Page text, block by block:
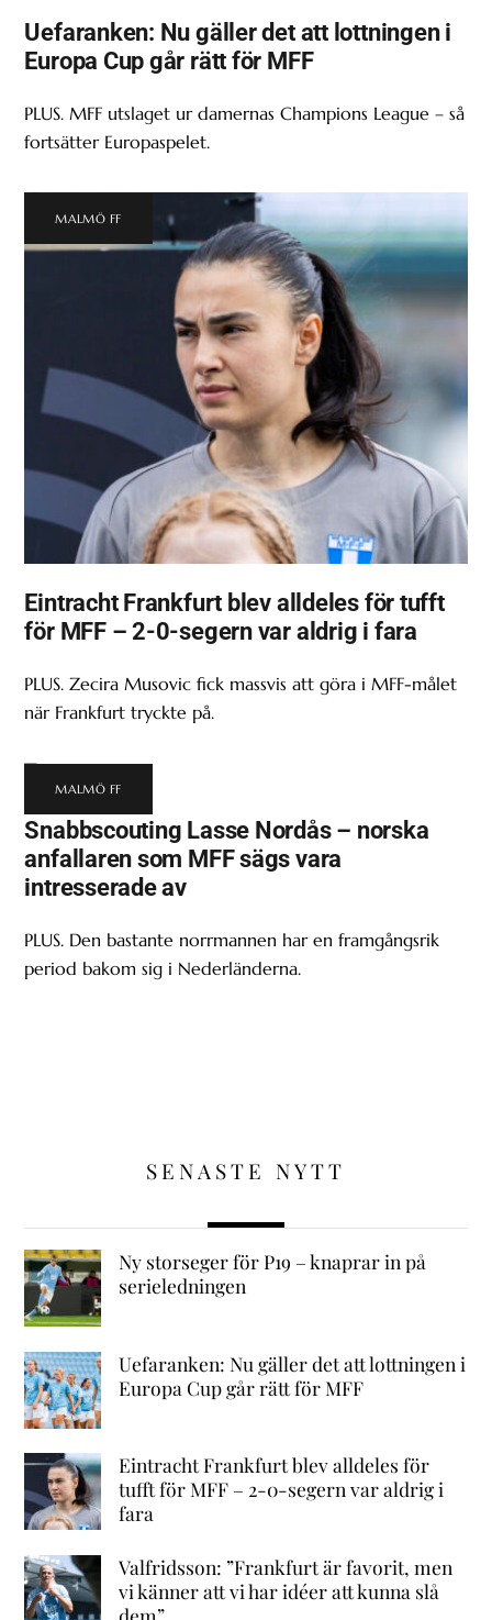
Uefaranken: Nu gäller det att lottningen i
Europa Cup går rätt för MFF
PLUS. MFF utslaget ur damernas Champions League – så
fortsätter Europaspelet.
MALMÖ FF
Eintracht Frankfurt blev alldeles för tufft
för MFF – 2-0-segern var aldrig i fara
PLUS. Zecira Musovic fick massvis att göra i MFF-målet
när Frankfurt tryckte på.
MALMÖ FF
Snabbscouting Lasse Nordås – norska
anfallaren som MFF sägs vara
intresserade av
PLUS. Den bastante norrmannen har en framgångsrik
period bakom sig i Nederländerna.
SENASTE NYTT
Ny storseger för P19 – knaprar in på
serieledningen
Uefaranken: Nu gäller det att lottningen i
Europa Cup går rätt för MFF
Eintracht Frankfurt blev alldeles för
tufft för MFF – 2-0-segern var aldrig i
fara
Valfridsson: ”Frankfurt är favorit, men
vi känner att vi har idéer att kunna slå